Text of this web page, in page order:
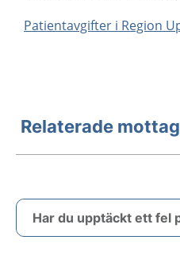
Patientavgifter i Region
Relaterade
Har du upptäckt ett fel